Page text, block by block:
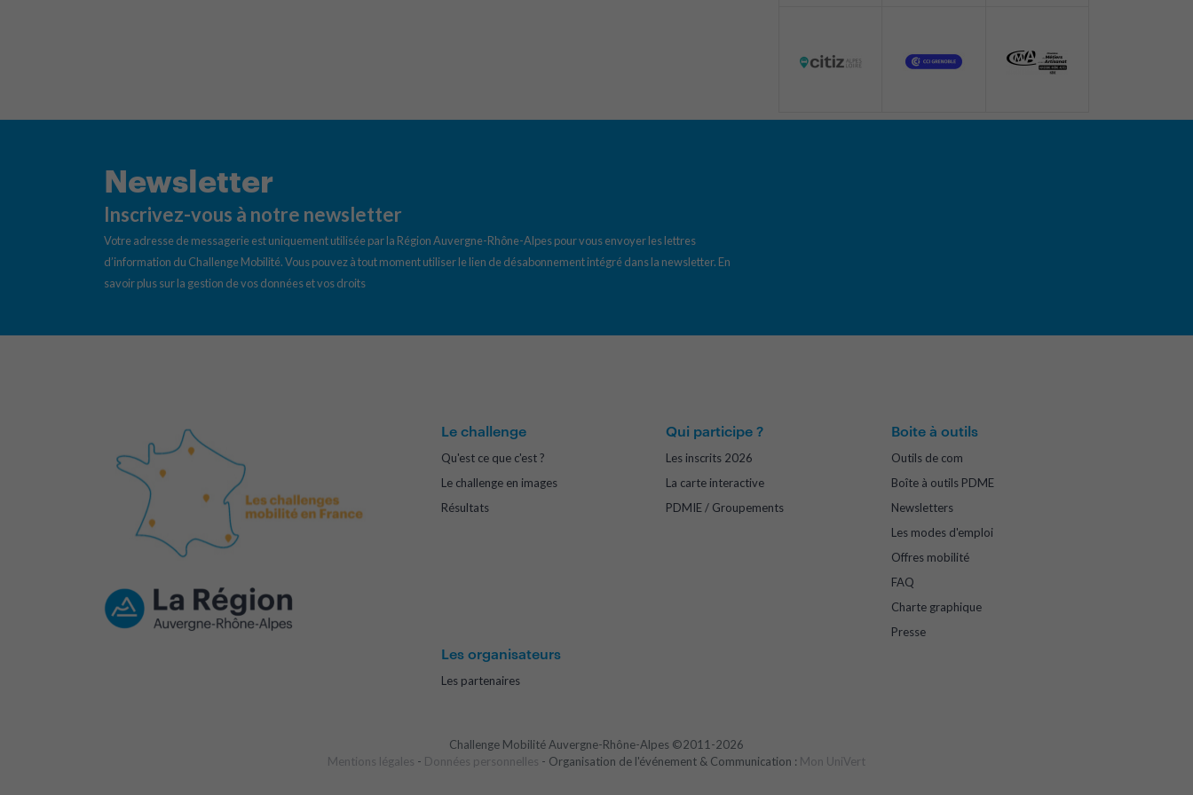
Newsletter
Inscrivez-vous à notre newsletter
Votre adresse de messagerie est uniquement utilisée par la Région Auvergne-Rhône-Alpes pour vous envoyer les lettres
d’information du Challenge Mobilité. Vous pouvez à tout moment utiliser le lien de désabonnement intégré dans la newsletter. En
savoir plus sur la gestion de vos données et vos droits
Le challenge
Qu'est ce que c'est ?
Le challenge en images
Résultats
Qui participe ?
Les inscrits 2026
La carte interactive
PDMIE / Groupements
Boite à outils
Outils de com
Boîte à outils PDME
Newsletters
Les modes d'emploi
Offres mobilité
FAQ
Charte graphique
Presse
Les organisateurs
Les partenaires
Challenge Mobilité Auvergne-Rhône-Alpes ©2011-2026
Mentions légales - Données personnelles - Organisation de l'événement & Communication : Mon UniVert